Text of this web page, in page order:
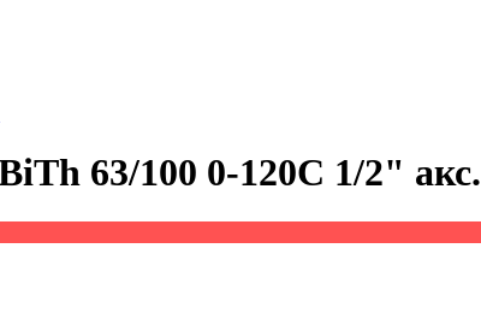
63/100 0-120С 1/2" акс.